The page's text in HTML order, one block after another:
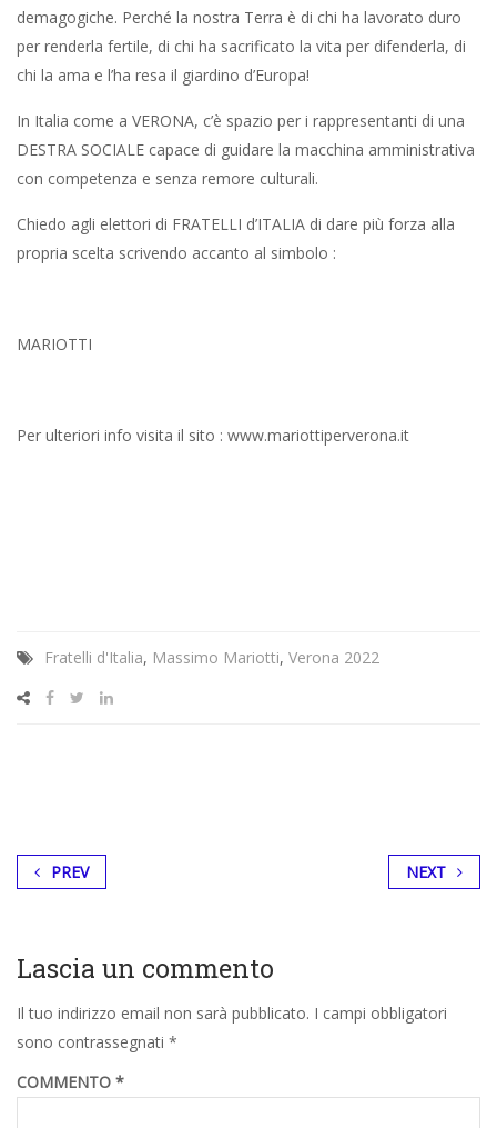
demagogiche. Perché la nostra Terra è di chi ha lavorato duro
per renderla fertile, di chi ha sacrificato la vita per difenderla, di
chi la ama e l’ha resa il giardino d’Europa!
In Italia come a VERONA, c’è spazio per i rappresentanti di una
DESTRA SOCIALE capace di guidare la macchina amministrativa
con competenza e senza remore culturali.
Chiedo agli elettori di FRATELLI d’ITALIA di dare più forza alla
propria scelta scrivendo accanto al simbolo :
MARIOTTI
Per ulteriori info visita il sito : www.mariottiperverona.it
Fratelli d'Italia, Massimo Mariotti, Verona 2022
PREV NEXT
Lascia un commento
Il tuo indirizzo email non sarà pubblicato. I campi obbligatori
sono contrassegnati *
COMMENTO *